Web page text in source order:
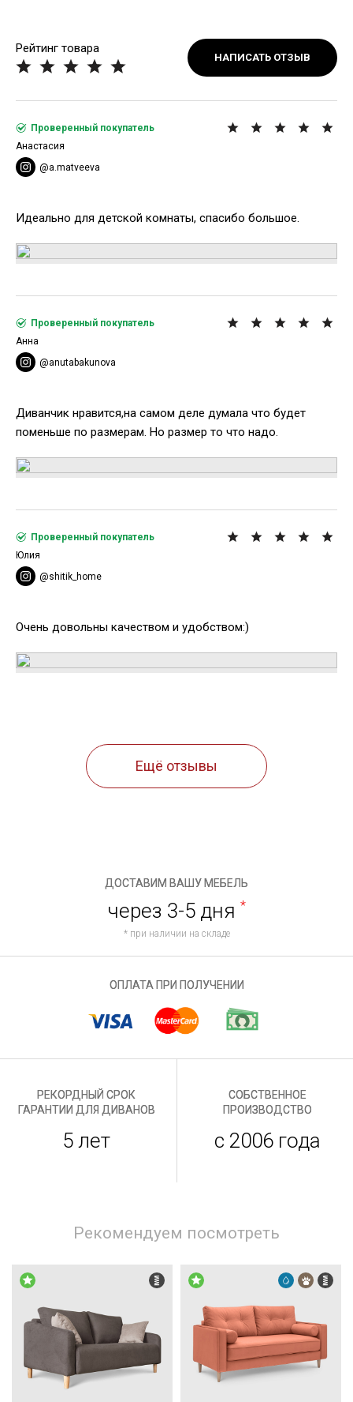
Рейтинг товара
НАПИСАТЬ ОТЗЫВ
Идеально для детской комнаты, спасибо большое.
Проверенный покупатель
Анастасия
@a.matveeva
Диванчик нравится,на самом деле думала что будет
поменьше по размерам. Но размер то что надо.
Проверенный покупатель
Анна
@anutabakunova
Очень довольны качеством и удобством:)
Проверенный покупатель
Юлия
@shitik_home
Ещё отзывы
ДОСТАВИМ ВАШУ МЕБЕЛЬ
через 3-5 дня *
* при наличии на складе
ОПЛАТА ПРИ ПОЛУЧЕНИИ
РЕКОРДНЫЙ СРОК
ГАРАНТИИ ДЛЯ ДИВАНОВ
5 лет
СОБСТВЕННОЕ
ПРОИЗВОДСТВО
с 2006 года
Рекомендуем посмотреть